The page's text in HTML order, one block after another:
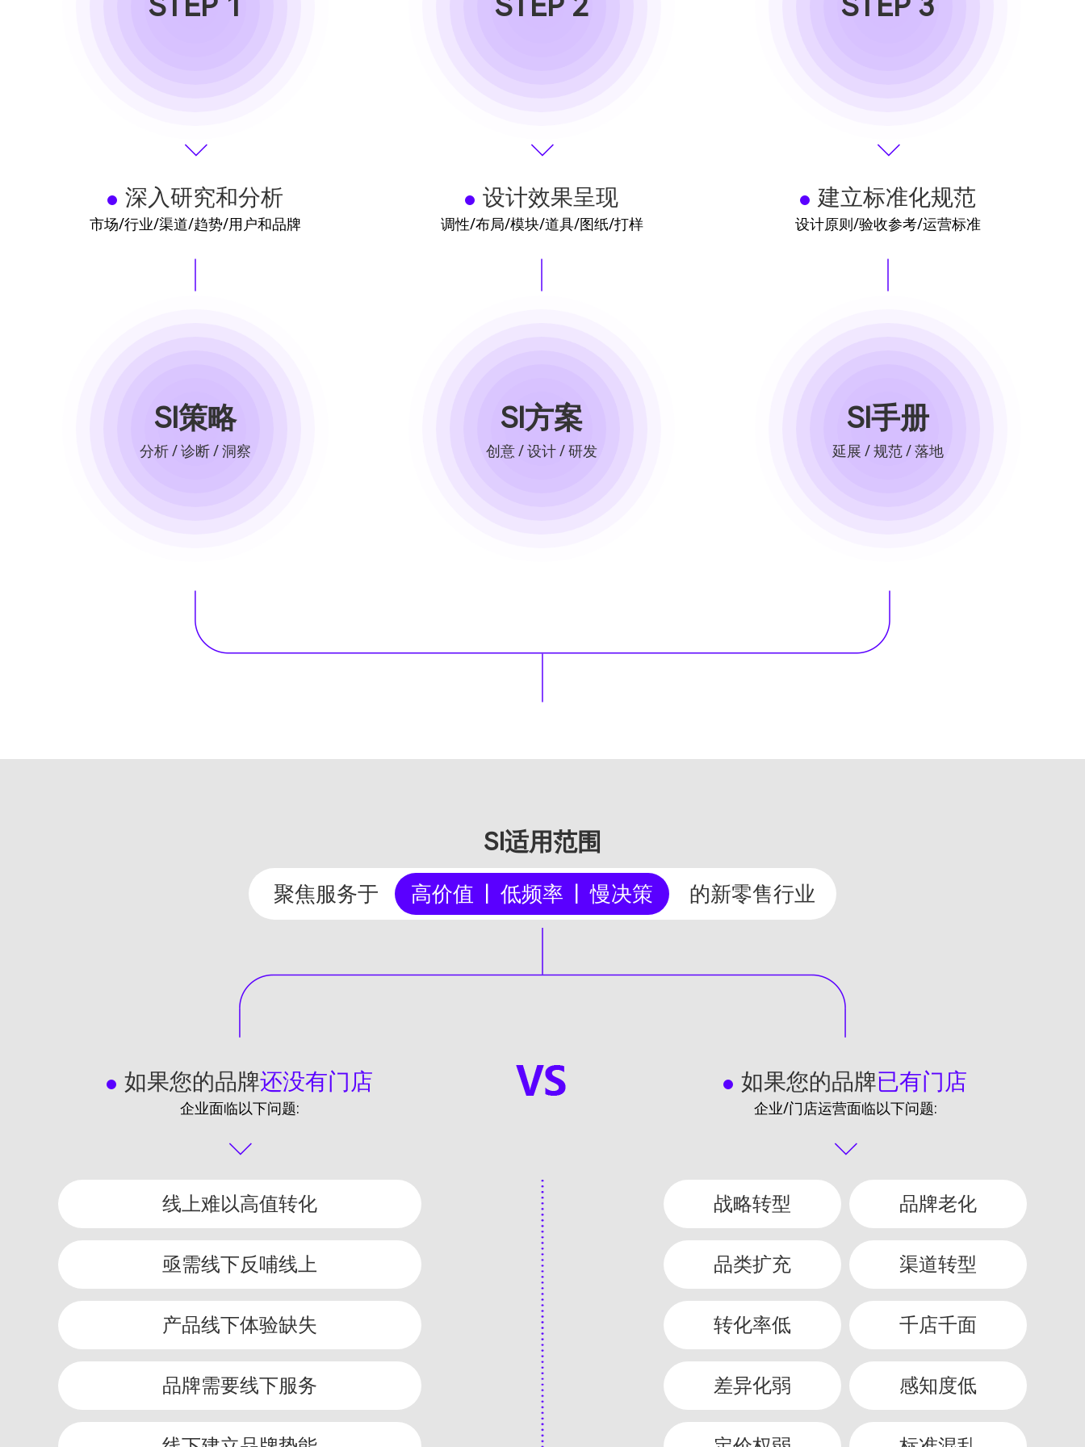
深入研究和分析
市场/行业/渠道/趋势/用户和品牌
SI策略
分析 / 诊断 / 洞察
设计效果呈现
调性/布局/模块/道具/图纸/打样
SI方案
创意 / 设计 / 研发
建立标准化规范
设计原则/验收参考/运营标准
SI手册
延展 / 规范 / 落地
SI适用范围
聚焦服务于 高价值 | 低频率 | 慢决策 的新零售行业
如果您的品牌还没有门店
企业面临以下问题:
线上难以高值转化
亟需线下反哺线上
产品线下体验缺失
品牌需要线下服务
如果您的品牌已有门店
企业/门店运营面临以下问题:
战略转型 品牌老化
品类扩充 渠道转型
转化率低 千店千面
差异化弱 感知度低